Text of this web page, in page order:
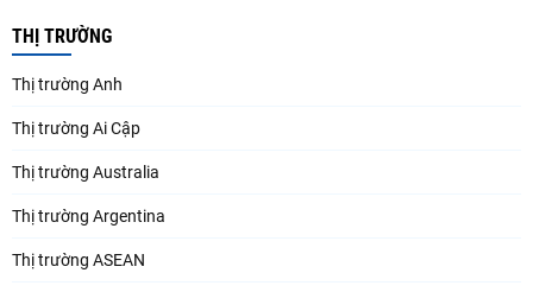
THỊ TRƯỜNG
Thị trường Anh
Thị trường Ai Cập
Thị trường Australia
Thị trường Argentina
Thị trường ASEAN